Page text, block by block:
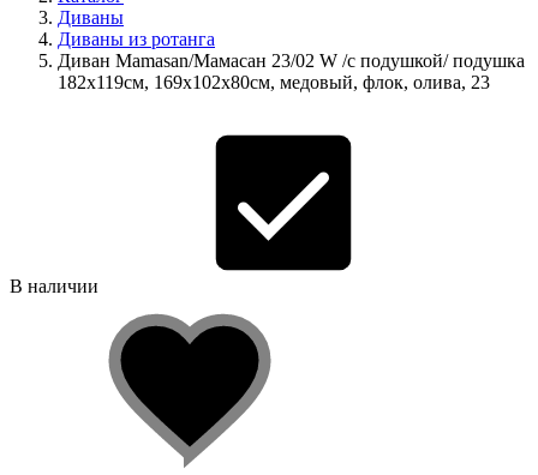
Диваны
Диваны из ротанга
Диван Mamasan/Мамасан 23/02 W /с подушкой/ подушка
182х119см, 169х102х80см, медовый, флок, олива, 23
В наличии